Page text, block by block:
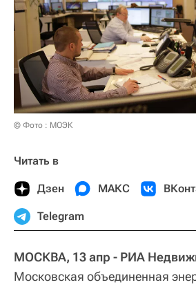
© Фото : МОЭК
Читать в
Дзен МАКС
Telegram
МОСКВА, 13 апр - РИА
Московская объединенная